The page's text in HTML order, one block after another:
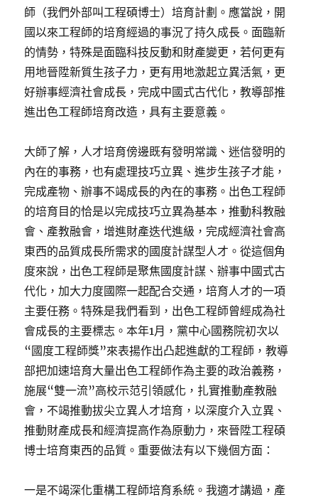
師（我們外部叫工程碩博士）培育計劃。應當說，開
國以來工程師的培育經過的事況了持久成長。面臨新
的情勢，特殊是面臨科技反動和財產變更，若何更有
用地晉陞新質生孩子力，更有用地激起立異活氣，更
好辦事經濟社會成長，完成中國式古代化，教導部推
進出色工程師培育改造，具有主要意義。
大師了解，人才培育傍邊既有發明常識、迷信發明的
內在的事務，也有處理技巧立異、進步生孩子才能，
完成產物、辦事不竭成長的內在的事務。出色工程師
的培育目的恰是以完成技巧立異為基本，推動科教融
會、產教融會，增進財產迭代進級，完成經濟社會高
東西的品質成長所需求的國度計謀型人才。從這個角
度來說，出色工程師是聚焦國度計謀、辦事中國式古
代化，加大力度國際一起配合交通，培育人才的一項
主要任務。特殊是我們看到，出色工程師曾經成為社
會成長的主要標志。本年1月，黨中心國務院初次以
“國度工程師獎”來表揚作出凸起進獻的工程師，教導
部把加速培育大量出色工程師作為主要的政治義務，
施展“雙一流”高校示范引領感化，扎實推動產教融
會，不竭推動拔尖立異人才培育，以深度介入立異、
推動財產成長和經濟提高作為原動力，來晉陞工程碩
博士培育東西的品質。重要做法有以下幾個方面：
一是不竭深化重構工程師培育系統。我適才講過，產